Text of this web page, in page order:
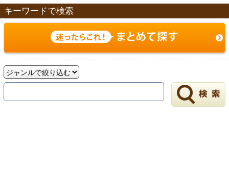
戻る
キーワードで検索